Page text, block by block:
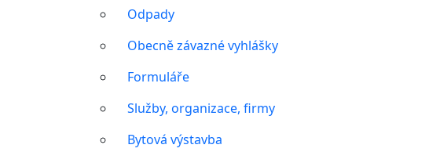
Odpady
Obecně závazné vyhlášky
Formuláře
Služby, organizace, firmy
Bytová výstavba